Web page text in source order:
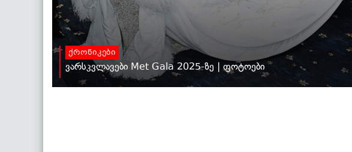
ქრონიკები
ვარსკვლავები Met Gala 2025-ზე | ფოტოები